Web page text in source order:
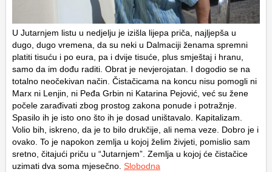
U Jutarnjem listu u nedjelju je izišla lijepa priča, najljepša u
dugo, dugo vremena, da su neki u Dalmaciji ženama spremni
platiti tisuću i po eura, pa i dvije tisuće, plus smještaj i hranu,
samo da im dođu raditi. Obrat je nevjerojatan. I dogodio se na
totalno neočekivan način. Čistačicama na koncu nisu pomogli ni
Marx ni Lenjin, ni Peđa Grbin ni Katarina Pejović, već su žene
počele zarađivati zbog prostog zakona ponude i potražnje.
Spasilo ih je isto ono što ih je dosad uništavalo. Kapitalizam.
Volio bih, iskreno, da je to bilo drukčije, ali nema veze. Dobro je i
ovako. To je napokon zemlja u kojoj želim živjeti, pomislio sam
sretno, čitajući priču u “Jutarnjem”. Zemlja u kojoj će čistačice
uzimati dva soma mjesečno. Slobodna